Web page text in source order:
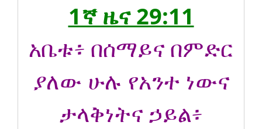
1ኛ ዜና 29:11
አቤቱ፥ በሰማይና በምድር
ያለው ሁሉ የአንተ ነውና
ታላቅነትና ኃይል፥